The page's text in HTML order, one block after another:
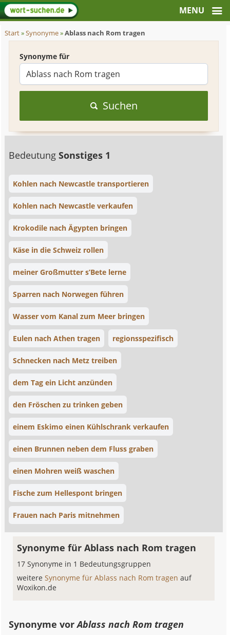
Start»Synonyme»Ablass nach Rom tragen
Synonyme für
Suchen
BedeutungSonstiges 1
Kohlen nach Newcastle transportieren
Kohlen nach Newcastle verkaufen
Krokodile nach Ägypten bringen
Käse in die Schweiz rollen
meiner Großmutter s’Bete lerne
Sparren nach Norwegen führen
Wasser vom Kanal zum Meer bringen
Eulen nach Athen tragen regionsspezifisch
Schnecken nach Metz treiben
dem Tag ein Licht anzünden
den Fröschen zu trinken geben
einem Eskimo einen Kühlschrank verkaufen
einen Brunnen neben dem Fluss graben
einen Mohren weiß waschen
Fische zum Hellespont bringen
Frauen nach Paris mitnehmen
Synonyme für Ablass nach Rom tragen
17 Synonyme in 1 Bedeutungsgruppen
weitereSynonyme für Ablass nach Rom tragenauf
Woxikon.de
Synonyme vorAblass nach Rom tragen